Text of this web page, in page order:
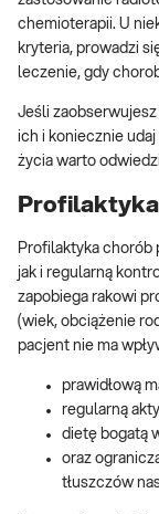
chemioterapii. U
kryteria, prowadzi
leczenie, gdy
Jeśli
ich i koniecznie
życia warto
Profilaktyka chorób
jak i regularną
zapobiega rakowi
(wiek, obciążenie
pacjent nie ma
prawidłową
regularną
dietę bogatą
oraz
tłuszczów